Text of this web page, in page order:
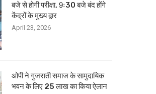
बजे से होगी परीक्षा, 9ः30 बजे बंद होंगे
केंद्रों के मुख्य द्वार
April 23, 2026
ओपी ने गुजराती समाज के सामुदायिक
भवन के लिए 25 लाख का किया ऐलान